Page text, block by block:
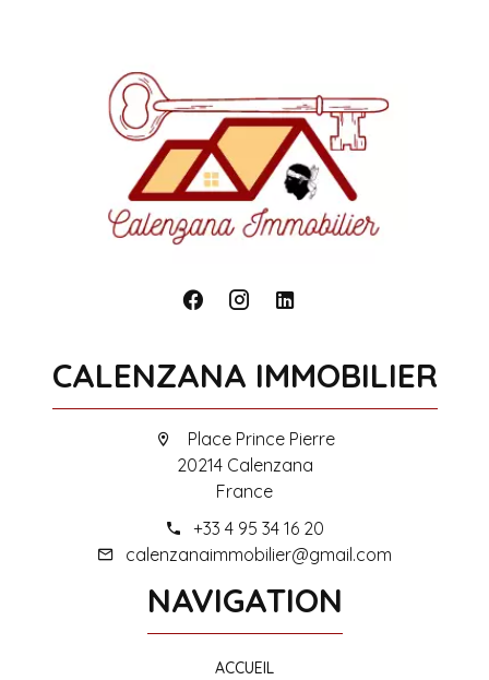
CALENZANA IMMOBILIER
Place Prince Pierre
20214 Calenzana
France
+33 4 95 34 16 20
calenzanaimmobilier@gmail.com
NAVIGATION
ACCUEIL